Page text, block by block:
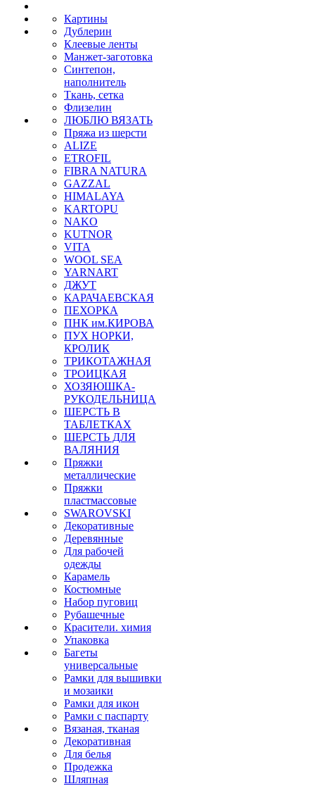
Картины
Дублерин
Клеевые ленты
Манжет-заготовка
Синтепон,
наполнитель
Ткань, сетка
Флизелин
ЛЮБЛЮ ВЯЗАТЬ
Пряжа из шерсти
ALIZE
ETROFIL
FIBRA NATURA
GAZZAL
HIMALAYA
KARTOPU
NAKO
KUTNOR
VITA
WOOL SEA
YARNART
ДЖУТ
КАРАЧАЕВСКАЯ
ПЕХОРКА
ПНК им.КИРОВА
ПУХ НОРКИ,
КРОЛИК
ТРИКОТАЖНАЯ
ТРОИЦКАЯ
ХОЗЯЮШКА-
РУКОДЕЛЬНИЦА
ШЕРСТЬ В
ТАБЛЕТКАХ
ШЕРСТЬ ДЛЯ
ВАЛЯНИЯ
Пряжки
металлические
Пряжки
пластмассовые
SWAROVSKI
Декоративные
Деревянные
Для рабочей
одежды
Карамель
Костюмные
Набор пуговиц
Рубашечные
Красители. химия
Упаковка
Багеты
универсальные
Рамки для вышивки
и мозаики
Рамки для икон
Рамки с паспарту
Вязаная, тканая
Декоративная
Для белья
Продежка
Шляпная